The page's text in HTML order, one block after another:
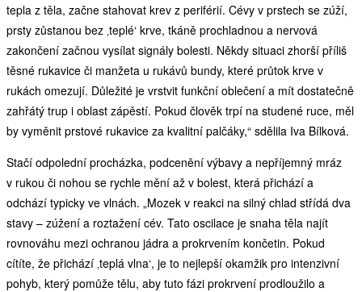
tepla z těla, začne stahovat krev z periférií. Cévy v prstech se zúží,
prsty zůstanou bez ‚teplé‘ krve, tkáně prochladnou a nervová
zakončení začnou vysílat signály bolesti. Někdy situaci zhorší příliš
těsné rukavice či manžeta u rukávů bundy, které průtok krve v
rukách omezují. Důležité je vrstvit funkční oblečení a mít dostatečně
zahřátý trup i oblast zápěstí. Pokud člověk trpí na studené ruce, měl
by vyměnit prstové rukavice za kvalitní palčáky,“ sdělila Iva Bílková.
Stačí odpolední procházka, podcenění výbavy a nepříjemný mráz
v rukou či nohou se rychle mění až v bolest, která přichází a
odchází typicky ve vlnách. „Mozek v reakci na silný chlad střídá dva
stavy – zúžení a roztažení cév. Tato oscilace je snaha těla najít
rovnováhu mezi ochranou jádra a prokrvením končetin. Pokud
cítíte, že přichází ‚teplá vlna‘, je to nejlepší okamžik pro intenzivní
pohyb, který pomůže tělu, aby tuto fázi prokrvení prodloužilo a